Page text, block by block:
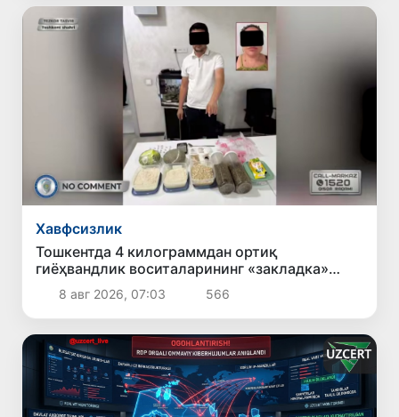
Хавфсизлик
Тошкентда 4 килограммдан ортиқ
гиёҳвандлик воситаларининг «закладка»
усулида тарқатилишига чек қўйилди
8 авг 2026, 07:03 566